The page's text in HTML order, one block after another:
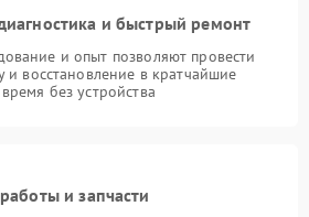
и быстрый ремонт
и опыт позволяют провести
и восстановление в кратчайшие
без устройства
и запчасти